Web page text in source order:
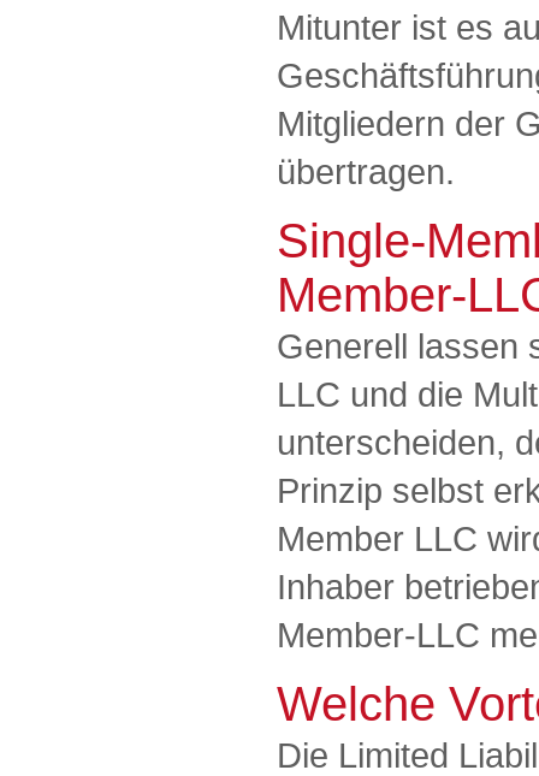
Mitunter ist es
Mitgliedern der
übertragen.
Single-
Member-
Generell lassen
LLC und die
unterscheiden,
Prinzip selbst
Member LLC
Inhaber
Member-LLC
Welche
Die Limited